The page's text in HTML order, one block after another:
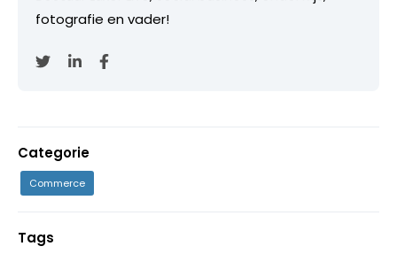
fotografie en vader!
Categorie
Commerce
Tags